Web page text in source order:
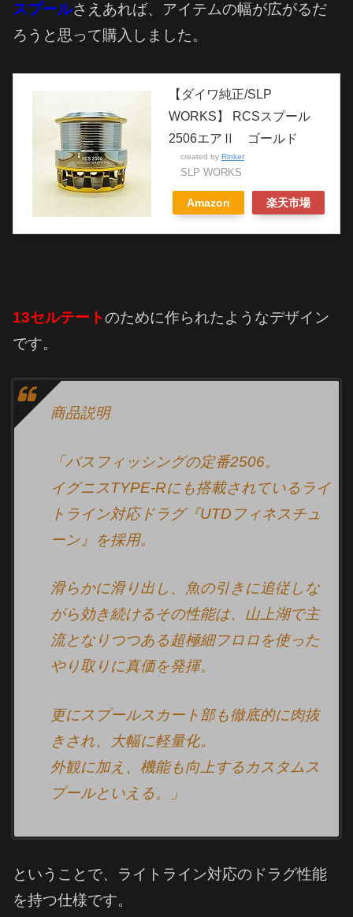
スプールさえあれば、アイテムの幅が広がるだ
ろうと思って購入しました。
【ダイワ純正/SLP
WORKS】 RCSスプール
2506エアⅡ ゴールド
created by Rinker
SLP WORKS
Amazon 楽天市場
13セルテートのために作られたようなデザイン
です。
商品説明
「バスフィッシングの定番2506。
イグニスTYPE-Rにも搭載されているライ
トライン対応ドラグ『UTDフィネスチュ
ーン』を採用。
滑らかに滑り出し、魚の引きに追従しな
がら効き続けるその性能は、山上湖で主
流となりつつある超極細フロロを使った
やり取りに真価を発揮。
更にスプールスカート部も徹底的に肉抜
きされ、大幅に軽量化。
外観に加え、機能も向上するカスタムス
プールといえる。」
ということで、ライトライン対応のドラグ性能
を持つ仕様です。